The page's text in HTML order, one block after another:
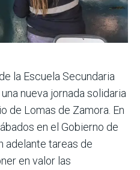
la Escuela Secundaria
nueva jornada solidaria
de Lomas de Zamora. En
en el Gobierno de
adelante tareas de
en valor las